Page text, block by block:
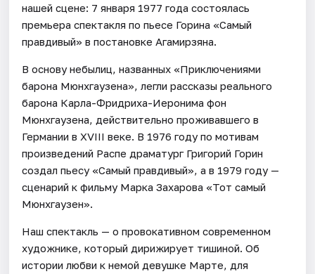
нашей сцене: 7 января 1977 года состоялась
премьера спектакля по пьесе Горина «Самый
правдивый» в постановке Агамирзяна.
В основу небылиц, названных «Приключениями
барона Мюнхгаузена», легли рассказы реального
барона Карла-Фридриха-Иеронима фон
Мюнхгаузена, действительно проживавшего в
Германии в XVIII веке. В 1976 году по мотивам
произведений Распе драматург Григорий Горин
создал пьесу «Самый правдивый», а в 1979 году —
сценарий к фильму Марка Захарова «Тот самый
Мюнхгаузен».
Наш спектакль — о провокативном современном
художнике, который дирижирует тишиной. Об
истории любви к немой девушке Марте, для